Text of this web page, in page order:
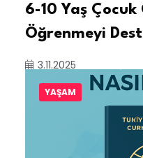
6-10 Yaş
Öğrenmeyi
3.11.2025
YAŞAM